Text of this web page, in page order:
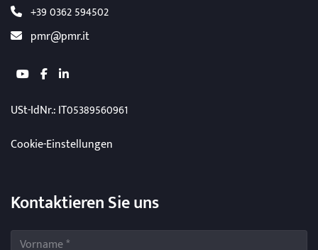
+39 0362 594502
pmr@pmr.it
youtubefacebooklinkedin
USt-IdNr.: IT05389560961
Cookie-Einstellungen
Kontaktieren Sie uns